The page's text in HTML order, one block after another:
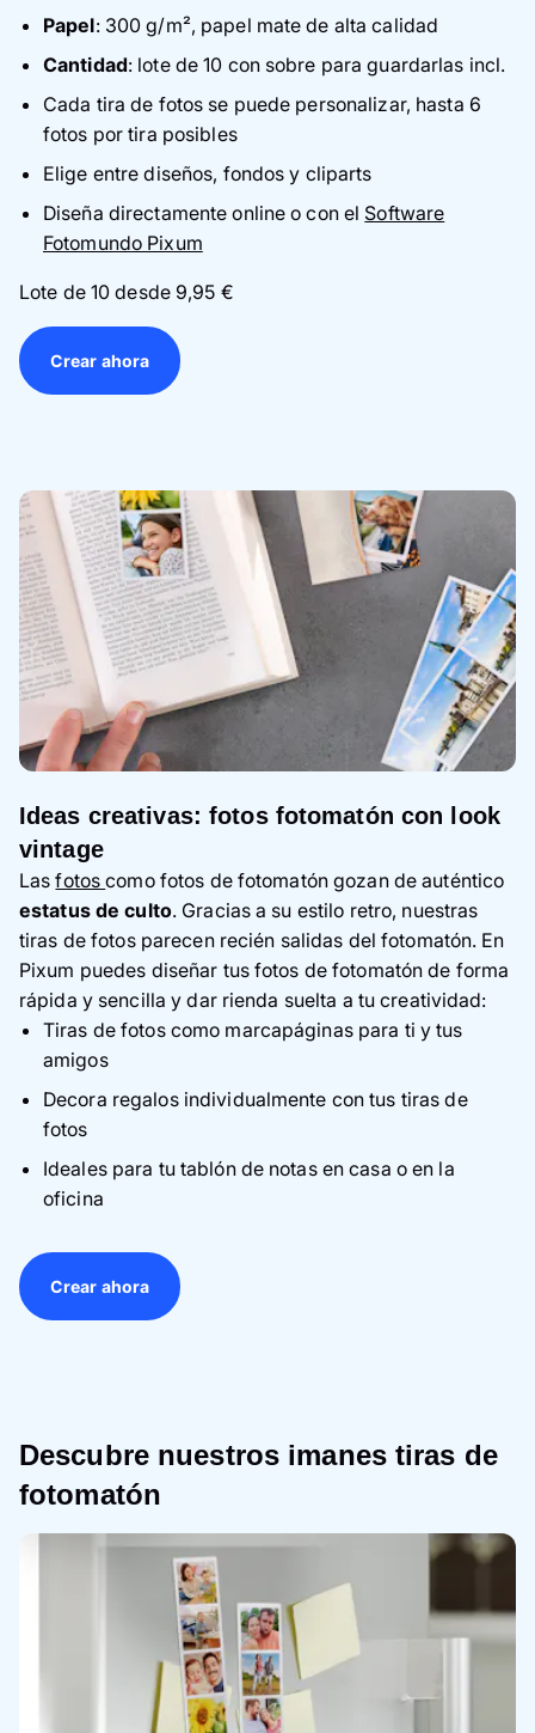
Papel: 300 g/m², papel mate de alta calidad
Cantidad: lote de 10 con sobre para guardarlas incl.
Cada tira de fotos se puede personalizar, hasta 6
fotos por tira posibles
Elige entre diseños, fondos y cliparts
Diseña directamente online o con el Software
Fotomundo Pixum
Lote de 10 desde 9,95 €
Crear ahora
Ideas creativas: fotos fotomatón con look
vintage
Lasfotoscomo fotos de fotomatón gozan de auténtico
estatus de culto. Gracias a su estilo retro, nuestras
tiras de fotos parecen recién salidas del fotomatón. En
Pixum puedes diseñar tus fotos de fotomatón de forma
rápida y sencilla y dar rienda suelta a tu creatividad:
Tiras de fotos como marcapáginas para ti y tus
amigos
Decora regalos individualmente con tus tiras de
fotos
Ideales para tu tablón de notas en casa o en la
oficina
Crear ahora
Descubre nuestros imanes tiras de
fotomatón